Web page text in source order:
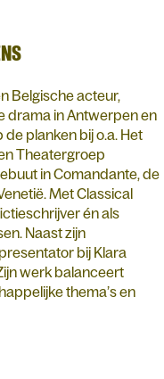
Belgische acteur,
drama in Antwerpen en
planken bij o.a. Het
Theatergroep
in Comandante, de
Met Classical
én als
Naast zijn
bij Klara
werk balanceert
thema’s en